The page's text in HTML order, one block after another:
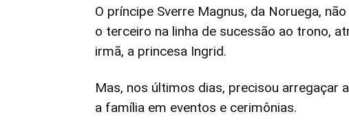
O príncipe Sverre Magnus, da Noruega,
o terceiro na linha de sucessão ao trono,
irmã, a princesa Ingrid.
Mas, nos últimos dias, precisou arregaçar
a família em eventos e cerimônias.